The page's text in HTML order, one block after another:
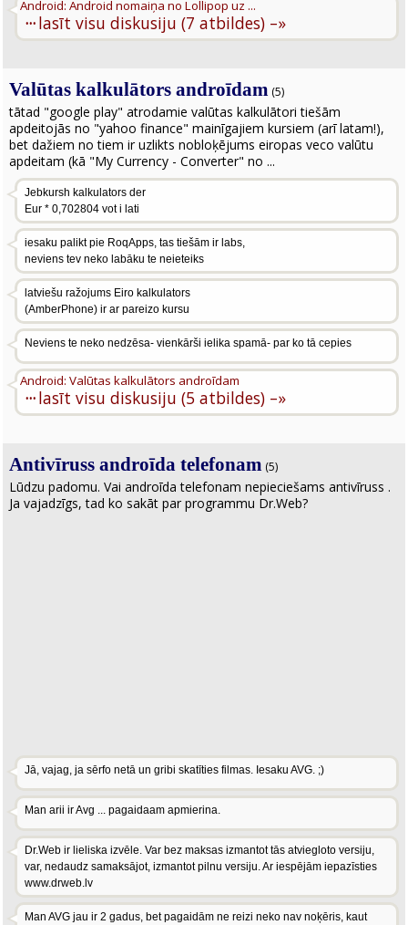
···
Android: Android nomaiņa no Lollipop uz ...
lasīt visu diskusiju (7 atbildes) –»
Valūtas kalkulātors androīdam (5)
tātad "google play" atrodamie valūtas kalkulātori tiešām
apdeitojās no "yahoo finance" mainīgajiem kursiem (arī latam!),
bet dažiem no tiem ir uzlikts nobloķējums eiropas veco valūtu
apdeitam (kā "My Currency - Converter" no ...
Jebkursh kalkulators der
Eur * 0,702804 vot i lati
iesaku palikt pie RoqApps, tas tiešām ir labs,
neviens tev neko labāku te neieteiks
latviešu ražojums Eiro kalkulators
(AmberPhone) ir ar pareizo kursu
Neviens te neko nedzēsa- vienkārši ielika spamā- par ko tā cepies
···
Android: Valūtas kalkulātors androīdam
lasīt visu diskusiju (5 atbildes) –»
Antivīruss androīda telefonam (5)
Lūdzu padomu. Vai androīda telefonam nepieciešams antivīruss .
Ja vajadzīgs, tad ko sakāt par programmu Dr.Web?
Jā, vajag, ja sērfo netā un gribi skatīties filmas. Iesaku AVG. ;)
Man arii ir Avg ... pagaidaam apmierina.
Dr.Web ir lieliska izvēle. Var bez maksas izmantot tās atviegloto versiju,
var, nedaudz samaksājot, izmantot pilnu versiju. Ar iespējām iepazīsties
www.drweb.lv
Man AVG jau ir 2 gadus, bet pagaidām ne reizi neko nav noķēris, kaut